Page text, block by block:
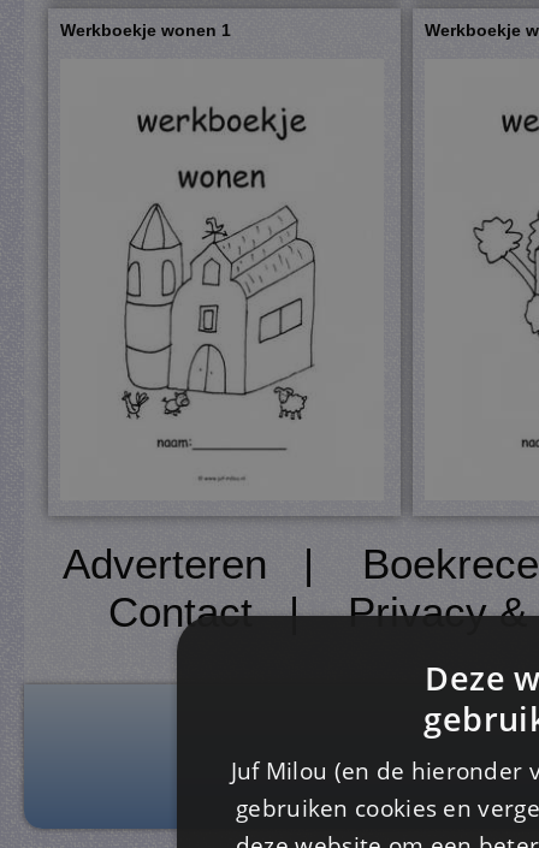
Werkboekje wonen 1 Werkboekje
Adverteren |
Contact|Privacy &
Deze
Juf Milou (en de
gebruiken cookies en